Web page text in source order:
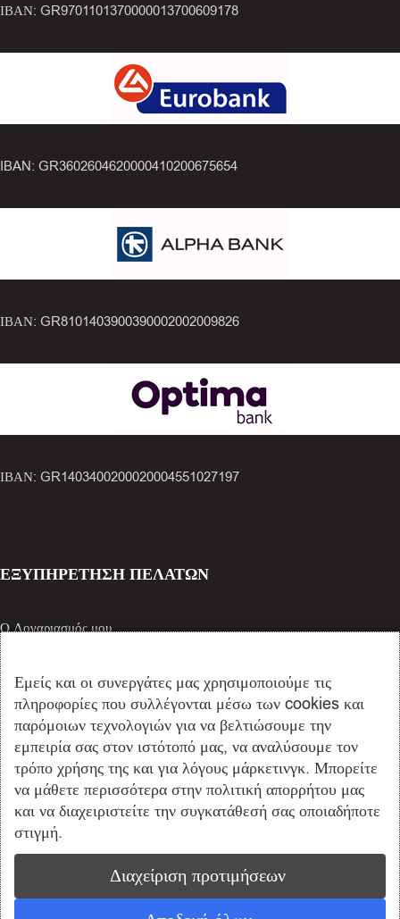
ΙΒΑΝ: GR9701101370000013700609178
IBAN: GR3602604620000410200675654
ΙΒΑΝ: GR8101403900390002002009826
ΙΒΑΝ: GR1403400200020004551027197
ΕΞΥΠΗΡΕΤΗΣΗ ΠΕΛΑΤΩΝ
Ο Λογαριασμός μου
Καλάθι Αγορών
Όροι Χρήσης
Προσωπικά Δεδομένα
Πολιτική Cookies
Τρόποι Πληρωμής
ΒΡΕΙΤΕ ΜΑΣ ΣΤΑ SOCIAL
Copyright © 2022 antigonistamou.gr - All rights reserved. Created by
Εμείς και οι συνεργάτες μας χρησιμοποιούμε τις
πληροφορίες που συλλέγονται μέσω των cookies και
παρόμοιων τεχνολογιών για να βελτιώσουμε την
εμπειρία σας στον ιστότοπό μας, να αναλύσουμε τον
τρόπο χρήσης της και για λόγους μάρκετινγκ. Μπορείτε
να μάθετε περισσότερα στην πολιτική απορρήτου μας
και να διαχειριστείτε την συγκατάθεσή σας οποιαδήποτε
στιγμή.
Διαχείριση προτιμήσεων